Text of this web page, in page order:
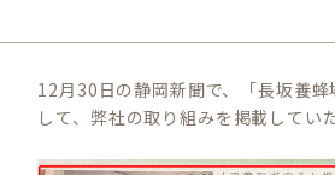
12月30日の静岡新聞で、「長坂養
して、弊社の取り組みを掲載してい